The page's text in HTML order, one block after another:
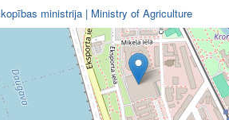
ministrija | Ministry of Agriculture